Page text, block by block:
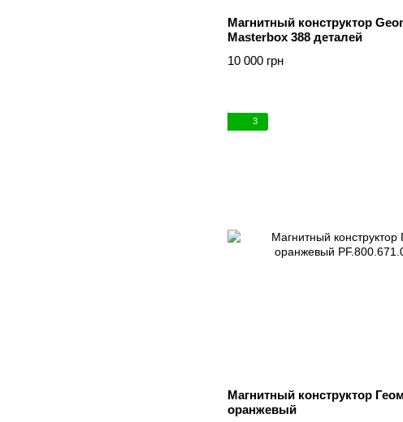
Магнитный конструктор
Masterbox 388 деталей
10 000 грн
3
Магнитный конструктор
оранжевый